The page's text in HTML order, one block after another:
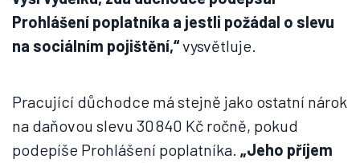
Prohlášení poplatníka a jestli požádal o slevu
na sociálním pojištění,“vysvětluje.
Pracující důchodce má stejně jako ostatní nárok
na daňovou slevu 30 840 Kč ročně, pokud
podepíše Prohlášení poplatníka. „Jeho příjem